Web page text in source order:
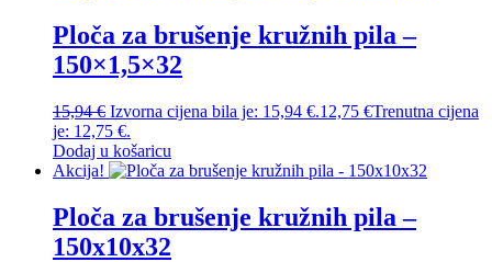
Ploča za brušenje kružnih pila –
150×1,5×32
15,94€ Izvorna cijena bila je: 15,94 €.12,75 €Trenutna cijena
je: 12,75 €.
Dodaj u košaricu
Akcija!
Ploča za brušenje kružnih pila –
150x10x32